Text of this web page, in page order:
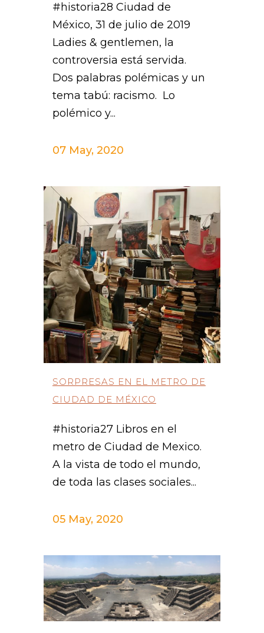
#historia28 Ciudad de
México, 31 de julio de 2019
Ladies & gentlemen, la
controversia está servida.
Dos palabras polémicas y un
tema tabú: racismo. Lo
polémico y...
07 May, 2020
SORPRESAS EN EL METRO DE
CIUDAD DE MÉXICO
#historia27 Libros en el
metro de Ciudad de Mexico.
A la vista de todo el mundo,
de toda las clases sociales...
05 May, 2020